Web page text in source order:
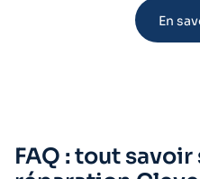
En
FAQ : tout